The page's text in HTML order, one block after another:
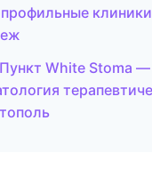
White Stoma —